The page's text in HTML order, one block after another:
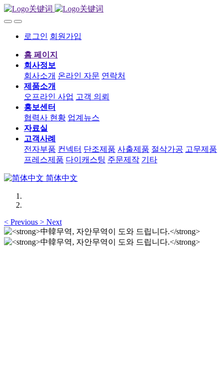
로그인 회원가입
홈 페이지
회사정보
회사소개 온라인 자문 연락처
제품소개
오프라인 사업 고객 의뢰
홍보센터
협력사 현황 업계뉴스
자료실
고객사례
전자부품 컨넥터 단조제품 사출제품 절삭가공 고무제품
프레스제품 다이캐스팅 주문제작 기타
简体中文
< Previous > Next